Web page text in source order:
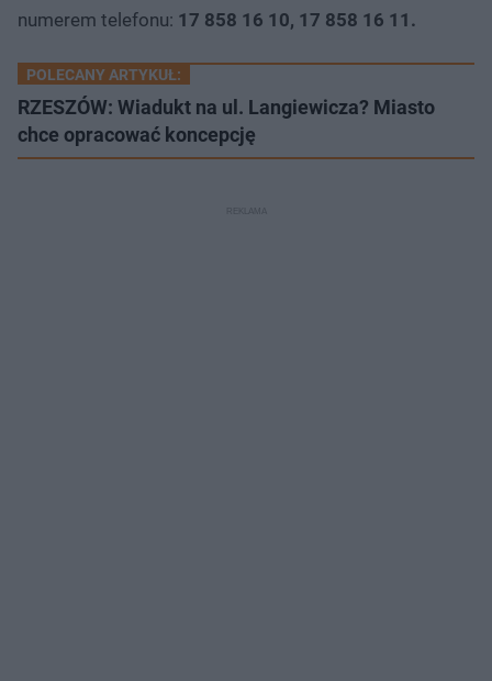
numerem telefonu: 17 858 16 10, 17 858 16 11.
POLECANY ARTYKUŁ:
RZESZÓW: Wiadukt na ul. Langiewicza? Miasto
chce opracować koncepcję